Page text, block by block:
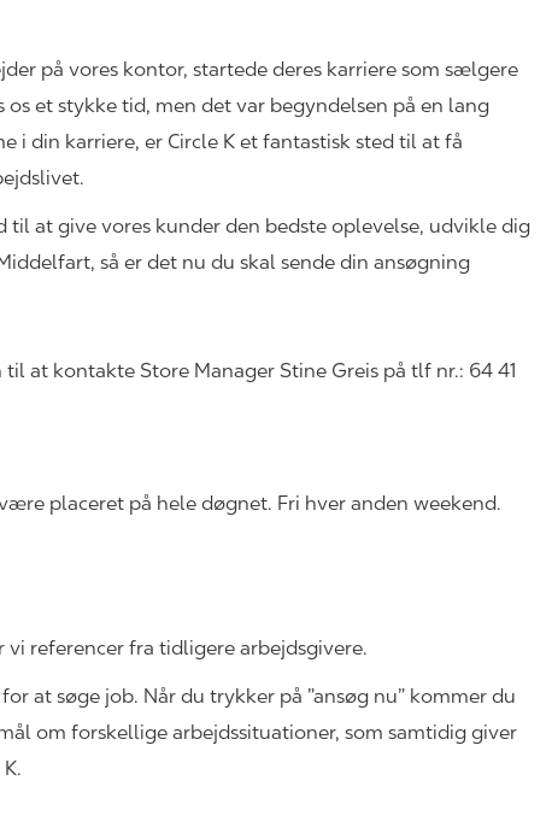
på vores kontor, startede deres karriere som sælgere
et stykke tid, men det var begyndelsen på en lang
i din karriere, er Circle K et fantastisk sted til at få
at give vores kunder den bedste oplevelse, udvikle dig
så er det nu du skal sende din ansøgning
at kontakte Store Manager Stine Greis på tlf nr.: 64 41
placeret på hele døgnet. Fri hver anden weekend.
vi referencer fra tidligere arbejdsgivere.
at søge job. Når du trykker på ”ansøg nu” kommer du
om forskellige arbejdssituationer, som samtidig giver